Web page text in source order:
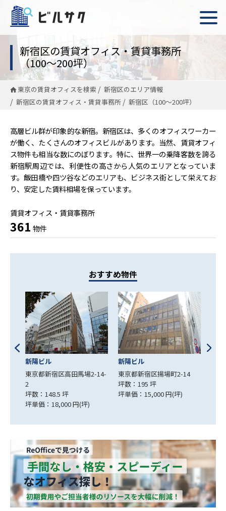
新宿区の賃貸オフィス・賃貸事務所
（100〜200坪）
東京の賃貸オフィスを検索
新宿区のエリア情報
新宿区の賃貸オフィス・賃貸事務所
新宿区（100〜200坪）
高層ビル群が印象的な新宿。新宿区は、多くのオフィスワーカー
が働く、たくさんのオフィスビルがあります。当然、賃貸オフィ
ス物件も相当な数にのぼります。特に、世界一の乗降客数を誇る
新宿駅周辺では、利便性の高さから人気のエリアとなっていま
す。飯田橋や四ツ谷などのエリアも、ビジネス街として栄えてお
り、安定した賃料相場を保っています。
賃貸オフィス・賃貸事務所
361 物件
おすすめ物件
新陽ビル
東京都新宿区揚場町2-14
坪数：195 坪
坪単価：15,000 円(坪)
第一税経ビル
東京都新宿区下落合1-1-3
坪数：100.00 坪
坪単価：9,000 円(坪)